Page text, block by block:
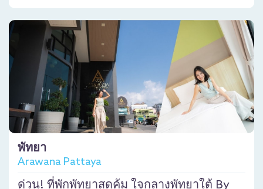
พัทยา
Arawana Pattaya
ด่วน! ที่พักพัทยาสุดคุ้ม ใจกลางพัทยาใต้ By